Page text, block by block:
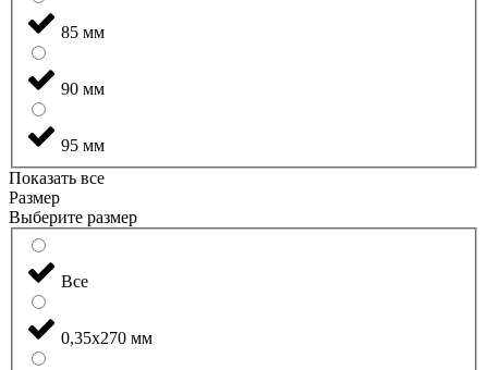
85 мм
90 мм
95 мм
Показать все
Размер
Выберите размер
Все
0,35x270 мм